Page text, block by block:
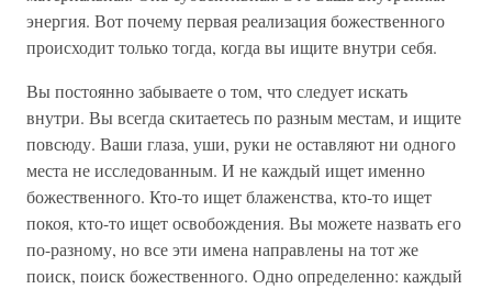
энергия. Вот почему первая реализация божественного
происходит только тогда, когда вы ищите внутри себя.
Вы постоянно забываете о том, что следует искать
внутри. Вы всегда скитаетесь по разным местам, и ищите
повсюду. Ваши глаза, уши, руки не оставляют ни одного
места не исследованным. И не каждый ищет именно
божественного. Кто-то ищет блаженства, кто-то ищет
покоя, кто-то ищет освобождения. Вы можете назвать его
по-разному, но все эти имена направлены на тот же
поиск, поиск божественного. Одно определенно: каждый